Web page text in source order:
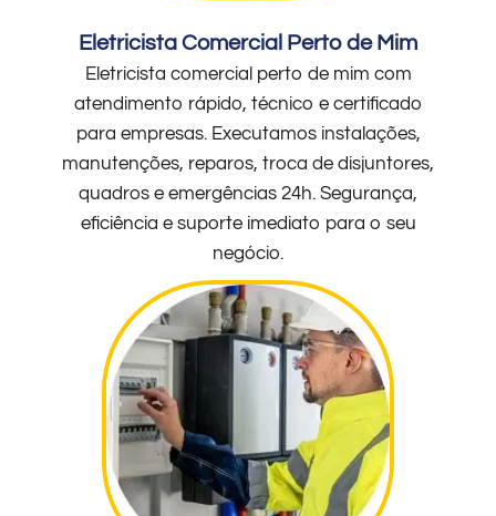
Eletricista Comercial Perto de Mim
Eletricista comercial perto de mim com
atendimento rápido, técnico e certificado
para empresas. Executamos instalações,
manutenções, reparos, troca de disjuntores,
quadros e emergências 24h. Segurança,
eficiência e suporte imediato para o seu
negócio.